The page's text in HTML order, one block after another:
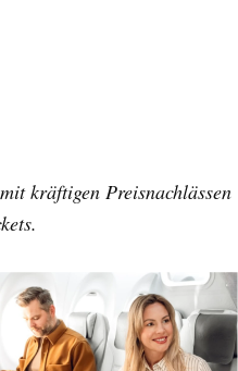
kräftigen Preisnachlässen